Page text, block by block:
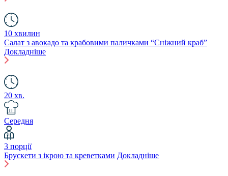
10 хвилин
Салат з авокадо та крабовими паличками “Сніжний краб”
Докладніше
20 хв.
Середня
3 порції
Брускети з ікрою та креветками Докладніше